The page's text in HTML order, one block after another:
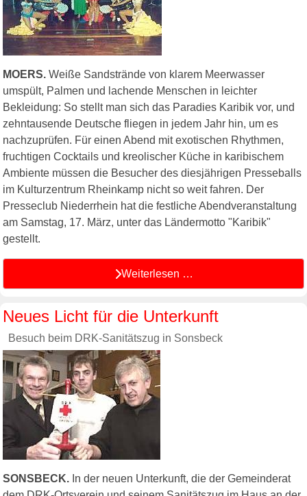
MOERS. Weiße Sandstrände von klarem Meerwasser
umspült, Palmen und lachende Menschen in leichter
Bekleidung: So stellt man sich das Paradies Karibik vor, und
zehntausende Deutsche fliegen in jedem Jahr hin, um es
nachzuprüfen. Für einen Abend mit exotischen Rhythmen,
fruchtigen Cocktails und kreolischer Küche in karibischem
Ambiente müssen die Besucher des diesjährigen Presseballs
im Kulturzentrum Rheinkamp nicht so weit fahren. Der
Presseclub Niederrhein hat die festliche Abendveranstaltung
am Samstag, 17. März, unter das Ländermotto "Karibik"
gestellt.
Weiterlesen …
Neues Licht für die Unterkunft
Besuch beim DRK-Sanitätszug in Sonsbeck
SONSBECK. In der neuen Unterkunft, die der Gemeinderat